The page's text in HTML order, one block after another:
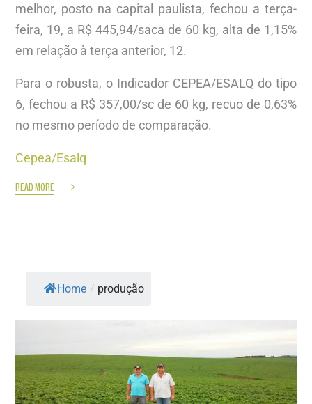
melhor, posto na capital paulista, fechou a terça-
feira, 19, a R$ 445,94/saca de 60 kg, alta de 1,15%
em relação à terça anterior, 12.
Para o robusta, o Indicador CEPEA/ESALQ do tipo
6, fechou a R$ 357,00/sc de 60 kg, recuo de 0,63%
no mesmo período de comparação.
Cepea/Esalq
READ MORE
Home / produção